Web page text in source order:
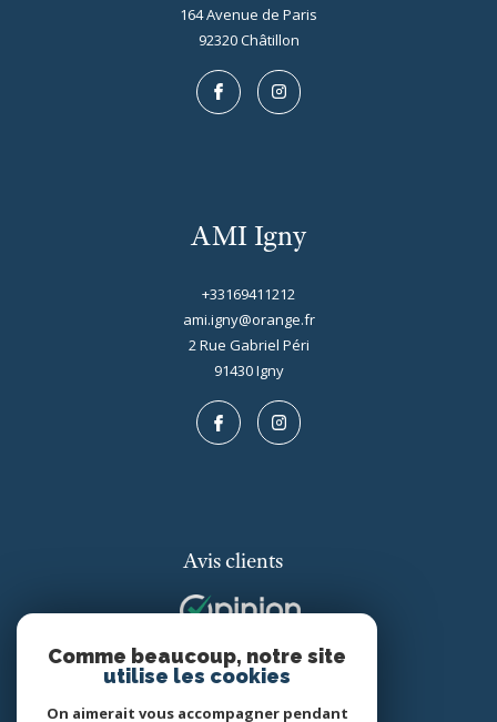
164 Avenue de Paris
92320 châtillon
AMI Igny
+33169411212
ami.igny@orange.fr
2 Rue Gabriel Péri
91430 igny
Avis clients
Comme beaucoup, notre site
utilise les cookies
On aimerait vous accompagner pendant